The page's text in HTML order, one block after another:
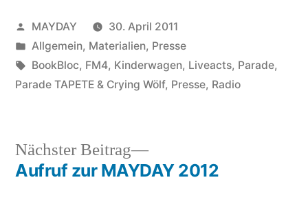
Veröffentlicht
von
MAYDAY
30. April 2011
Veröffentlicht
unter
Allgemein, Materialien, Presse
Schlagwörter:
BookBloc, FM4, Kinderwagen, Liveacts, Parade,
Parade TAPETE & Crying Wölf, Presse, Radio
Beitragsnavigation
Nächster Beitrag
Nächster
Beitrag:
Aufruf zur MAYDAY 2012